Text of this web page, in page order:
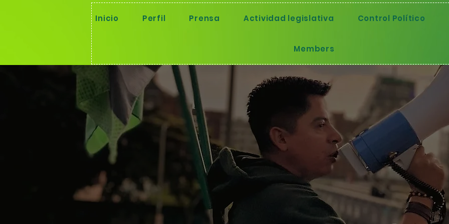
Inicio Perfil Prensa Actividad legislativa Control Político
Members